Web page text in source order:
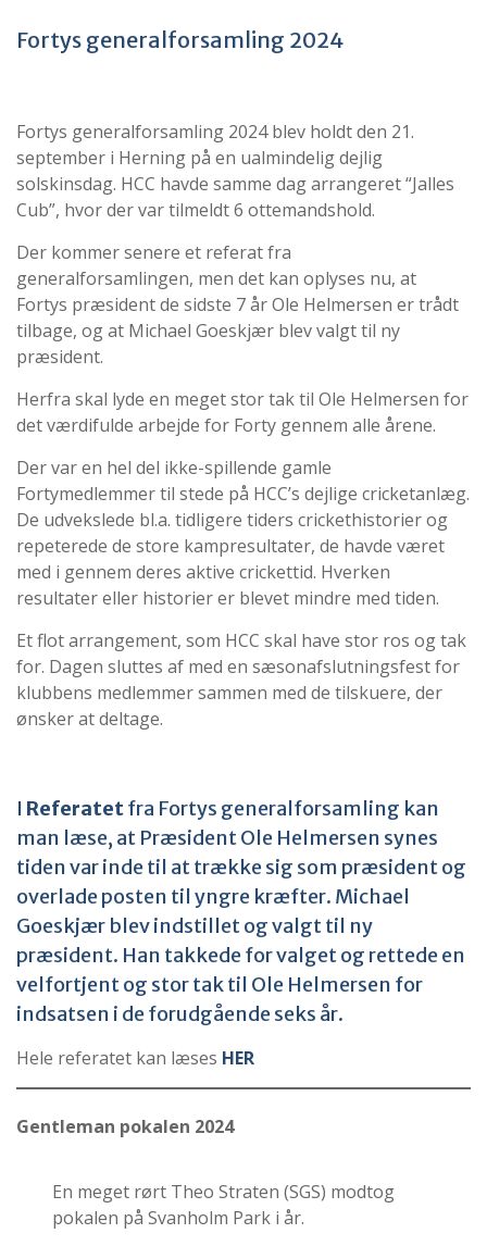
Fortys generalforsamling 2024
Fortys generalforsamling 2024 blev holdt den 21.
september i Herning på en ualmindelig dejlig
solskinsdag. HCC havde samme dag arrangeret “Jalles
Cub”, hvor der var tilmeldt 6 ottemandshold.
Der kommer senere et referat fra
generalforsamlingen, men det kan oplyses nu, at
Fortys præsident de sidste 7 år Ole Helmersen er trådt
tilbage, og at Michael Goeskjær blev valgt til ny
præsident.
Herfra skal lyde en meget stor tak til Ole Helmersen for
det værdifulde arbejde for Forty gennem alle årene.
Der var en hel del ikke-spillende gamle
Fortymedlemmer til stede på HCC’s dejlige cricketanlæg.
De udvekslede bl.a. tidligere tiders crickethistorier og
repeterede de store kampresultater, de havde været
med i gennem deres aktive crickettid. Hverken
resultater eller historier er blevet mindre med tiden.
Et flot arrangement, som HCC skal have stor ros og tak
for. Dagen sluttes af med en sæsonafslutningsfest for
klubbens medlemmer sammen med de tilskuere, der
ønsker at deltage.
I Referatetfra Fortys generalforsamling kan
man læse, at Præsident Ole Helmersen synes
tiden var inde til at trække sig som præsident og
overlade posten til yngre kræfter. Michael
Goeskjær blev indstillet og valgt til ny
præsident. Han takkede for valget og rettede en
velfortjent og stor tak til Ole Helmersen for
indsatsen i de forudgående seks år.
Hele referatet kan læses HER
Gentleman pokalen 2024
En meget rørt Theo Straten (SGS) modtog
pokalen på Svanholm Park i år.